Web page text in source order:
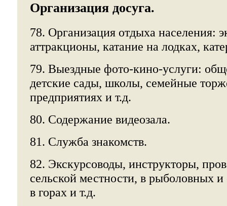
Организация досуга.
78. Организация отдыха населения:
аттракционы, катание на лодках,
79. Выездные фото-кино-услуги:
детские сады, школы, семейные
предприятиях и т.д.
80. Содержание видеозала.
81. Служба знакомств.
82. Экскурсоводы, инструкторы,
сельской местности, в рыболовных и
в горах и т.д.